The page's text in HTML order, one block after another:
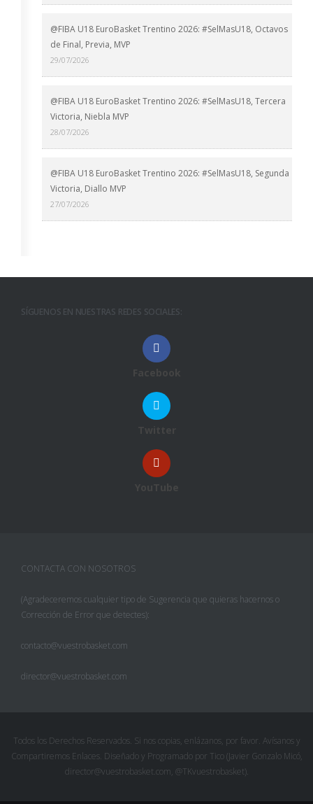
@FIBA U18 EuroBasket Trentino 2026: #SelMasU18, Octavos
de Final, Previa, MVP
29/07/2026
@FIBA U18 EuroBasket Trentino 2026: #SelMasU18, Tercera
Victoria, Niebla MVP
28/07/2026
@FIBA U18 EuroBasket Trentino 2026: #SelMasU18, Segunda
Victoria, Diallo MVP
27/07/2026
SÍGUENOS EN NUESTRAS REDES SOCIALES:
Facebook
Twitter
YouTube
CONTACTA CON NOSOTROS
(Agradeceremos cualquier tipo de Sugerencia que quieras hacernos o
Corrección de Error que detectes):
contacto@vuestrobasket.com
director@vuestrobasket.com
Todos los Derechos Reservados. Si nos copias, enlázanos, por favor. Avísanos y
Compartiremos Enlaces. Diseñado y Programado por Tico (Javier Gonzalo Micó,
director@vuestrobasket.com, @TKvuestrobasket).
Pinterest